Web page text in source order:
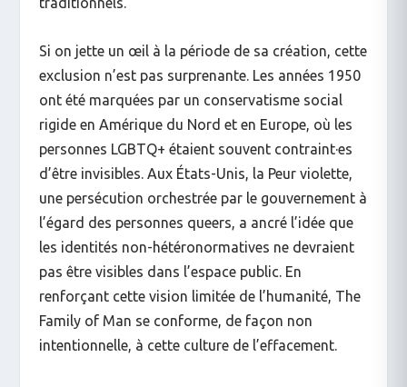
Si on jette un œil à la période de sa création, cette
exclusion n’est pas surprenante. Les années 1950
ont été marquées par un conservatisme social
rigide en Amérique du Nord et en Europe, où les
personnes LGBTQ+ étaient souvent contraint·es
d’être invisibles. Aux États-Unis, la Peur violette,
une persécution orchestrée par le gouvernement à
l’égard des personnes queers, a ancré l’idée que
les identités non-hétéronormatives ne devraient
pas être visibles dans l’espace public. En
renforçant cette vision limitée de l’humanité, The
Family of Man se conforme, de façon non
intentionnelle, à cette culture de l’effacement.